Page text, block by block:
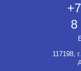
8
117198,